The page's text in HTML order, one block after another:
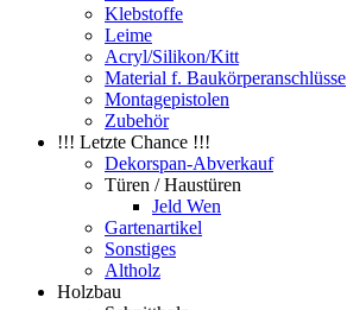
Klebstoffe
Leime
Acryl/Silikon/Kitt
Material f. Baukörperanschlüsse
Montagepistolen
Zubehör
!!! Letzte Chance !!!
Dekorspan-Abverkauf
Türen / Haustüren
Jeld Wen
Gartenartikel
Sonstiges
Altholz
Holzbau